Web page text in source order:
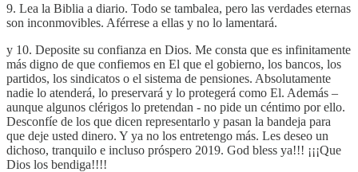
9. Lea la Biblia a diario. Todo se tambalea, pero las verdades eternas
son inconmovibles. Aférrese a ellas y no lo lamentará.
y 10. Deposite su confianza en Dios. Me consta que es infinitamente
más digno de que confiemos en El que el gobierno, los bancos, los
partidos, los sindicatos o el sistema de pensiones. Absolutamente
nadie lo atenderá, lo preservará y lo protegerá como El. Además –
aunque algunos clérigos lo pretendan - no pide un céntimo por ello.
Desconfíe de los que dicen representarlo y pasan la bandeja para
que deje usted dinero. Y ya no los entretengo más. Les deseo un
dichoso, tranquilo e incluso próspero 2019. God bless ya!!! ¡¡¡Que
Dios los bendiga!!!!